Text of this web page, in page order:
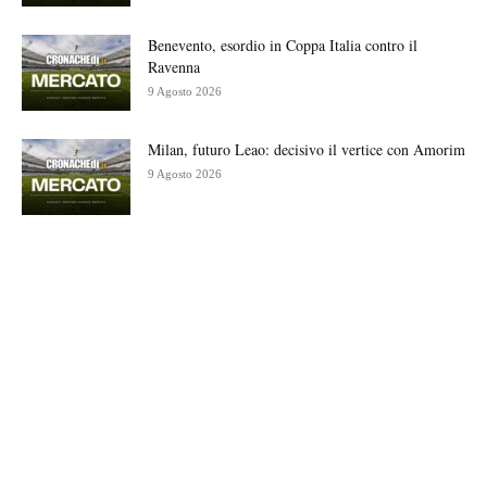
Benevento, esordio in Coppa Italia contro il
Ravenna
9 Agosto 2026
Milan, futuro Leao: decisivo il vertice con Amorim
9 Agosto 2026